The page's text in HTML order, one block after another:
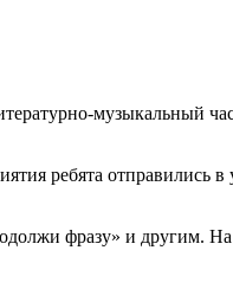
музыкальный
ребята отправились в
фразу» и другим.